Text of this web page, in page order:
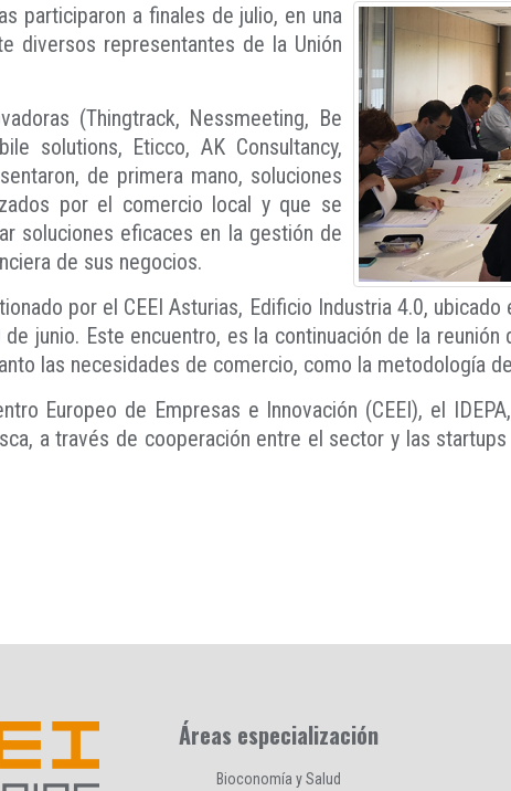
participaron a finales de julio, en una
diversos representantes de la Unión
(Thingtrack, Nessmeeting, Be
solutions, Eticco, AK Consultancy,
de primera mano, soluciones
por el comercio local y que se
soluciones eficaces en la gestión de
de sus negocios.
por el CEEI Asturias, Edificio Industria 4.0,
junio. Este encuentro, es la continuación de la
las necesidades de comercio, como la metodología
Europeo de Empresas e Innovación (CEEI), el
a través de cooperación entre el sector y las
Áreas especialización
Bioconomía y Salud